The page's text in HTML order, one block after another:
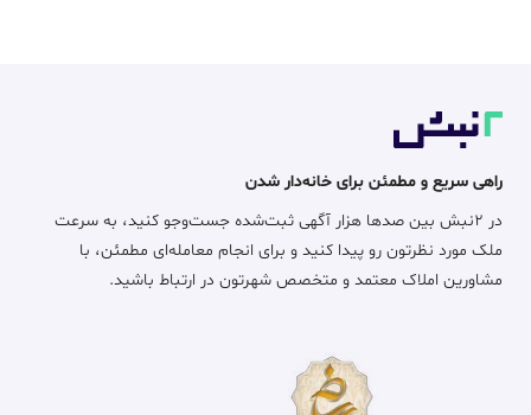
راهی سریع و مطمئن برای خانه‌دار شدن
در ۲نبش بین صدها هزار آگهی ثبت‌شده جست‌وجو کنید، به سرعت
ملک مورد نظرتون رو پیدا کنید و برای انجام معامله‌ای مطمئن، با
مشاورین املاک معتمد و متخصص شهرتون در ارتباط باشید.